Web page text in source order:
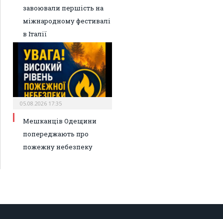
завоювали першість на
міжнародному фестивалі
в Італії
05.08.2026 17:35
Мешканців Одещини
попереджають про
пожежну небезпеку